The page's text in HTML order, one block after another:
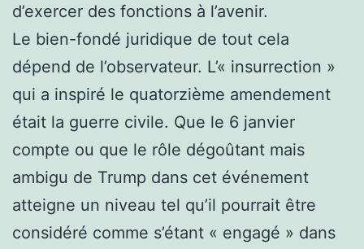
d’exercer des fonctions à l’avenir.
Le bien-fondé juridique de tout cela
dépend de l’observateur. L’« insurrection »
qui a inspiré le quatorzième amendement
était la guerre civile. Que le 6 janvier
compte ou que le rôle dégoûtant mais
ambigu de Trump dans cet événement
atteigne un niveau tel qu’il pourrait être
considéré comme s’étant « engagé » dans